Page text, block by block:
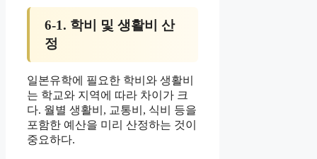
6-1. 학비 및 생활비 산
정
일본유학에 필요한 학비와 생활비
는 학교와 지역에 따라 차이가 크
다. 월별 생활비, 교통비, 식비 등을
포함한 예산을 미리 산정하는 것이
중요하다.